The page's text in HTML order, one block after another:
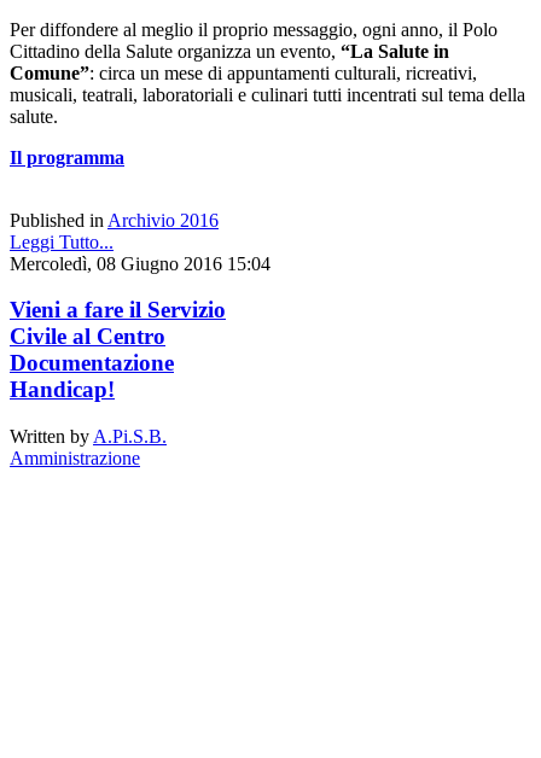
Per diffondere al meglio il proprio messaggio, ogni anno, il Polo
Cittadino della Salute organizza un evento, “La Salute in
Comune”: circa un mese di appuntamenti culturali, ricreativi,
musicali, teatrali, laboratoriali e culinari tutti incentrati sul tema della
salute.
Il programma
Published in Archivio 2016
Leggi Tutto...
Mercoledì, 08 Giugno 2016 15:04
Vieni a fare il Servizio
Civile al Centro
Documentazione
Handicap!
Written by A.Pi.S.B.
Amministrazione